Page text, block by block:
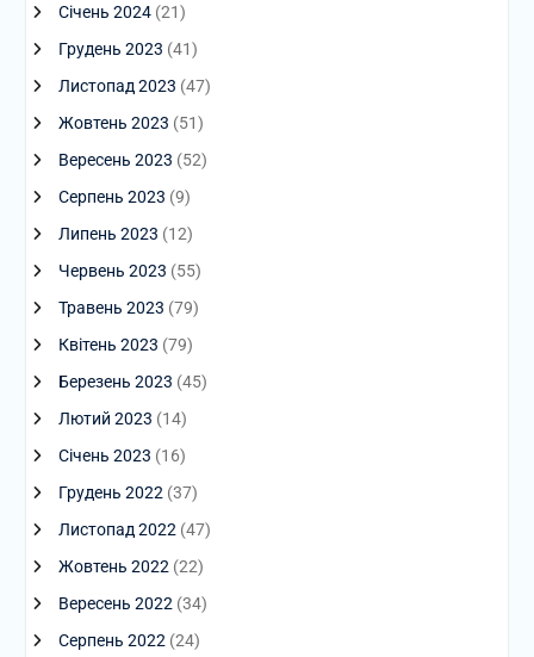
Січень 2024(21)
Грудень 2023 (41)
Листопад 2023 (47)
Жовтень 2023 (51)
Вересень 2023 (52)
Серпень 2023 (9)
Липень 2023 (12)
Червень 2023 (55)
Травень 2023 (79)
Квітень 2023 (79)
Березень 2023 (45)
Лютий 2023 (14)
Січень 2023 (16)
Грудень 2022 (37)
Листопад 2022 (47)
Жовтень 2022 (22)
Вересень 2022 (34)
Серпень 2022 (24)